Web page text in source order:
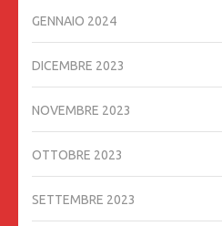
GENNAIO 2024
DICEMBRE 2023
NOVEMBRE 2023
OTTOBRE 2023
SETTEMBRE 2023